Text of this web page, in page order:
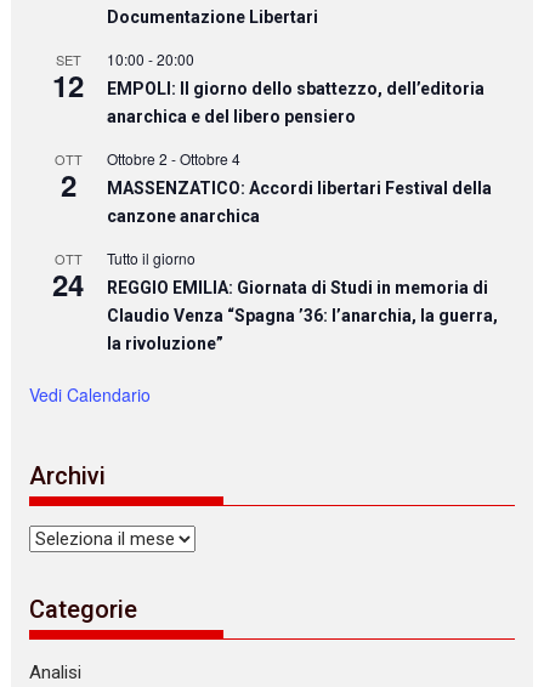
Documentazione Libertari
SET
12
10:00 -20:00
EMPOLI: Il giorno dello sbattezzo, dell’editoria
anarchica e del libero pensiero
OTT
2
Ottobre 2 -Ottobre 4
MASSENZATICO: Accordi libertari Festival della
canzone anarchica
OTT
24
Tutto il giorno
REGGIO EMILIA: Giornata di Studi in memoria di
Claudio Venza “Spagna ’36: l’anarchia, la guerra,
la rivoluzione”
Vedi Calendario
Archivi
Archivi
Categorie
Analisi